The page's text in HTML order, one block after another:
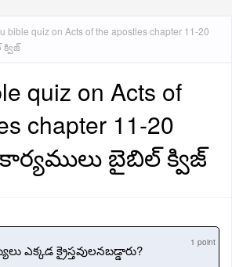
bible quiz on Acts of the apostles chapter 11-20
క్విజ్
quiz on Acts of
chapter 11-20
బైబిల్ క్విజ్
ఎక్కడ క్రైస్తవులనబడ్డారు? 1 point